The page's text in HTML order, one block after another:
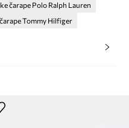
čarape Polo Ralph Lauren
Tommy Hilfiger